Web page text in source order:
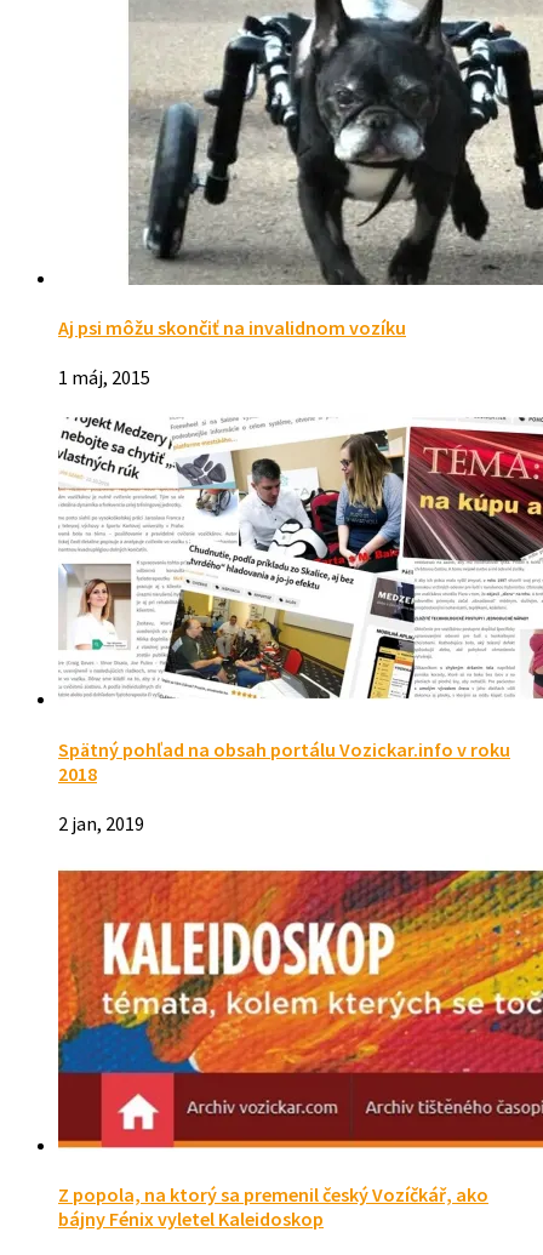
Aj psi môžu skončiť na invalidnom vozíku
1 máj, 2015
Spätný pohľad na obsah portálu Vozickar.info v roku
2018
2 jan, 2019
Z popola, na ktorý sa premenil český Vozíčkář, ako
bájny Fénix vyletel Kaleidoskop